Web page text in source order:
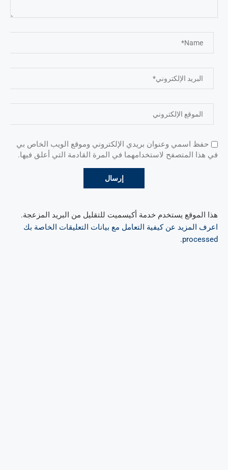
حفظ اسمي وعنوان بريدي الإلكتروني وموقع الويب الخاص بي
في هذا المتصفح لاستخدامهما في المرة القادمة التي أعلق فيها.
هذا الموقع يستخدم خدمة أكيسميت للتقليل من البريد المزعجة.
اعرف المزيد عن كيفية التعامل مع بيانات التعليقات الخاصة بك
processed
.